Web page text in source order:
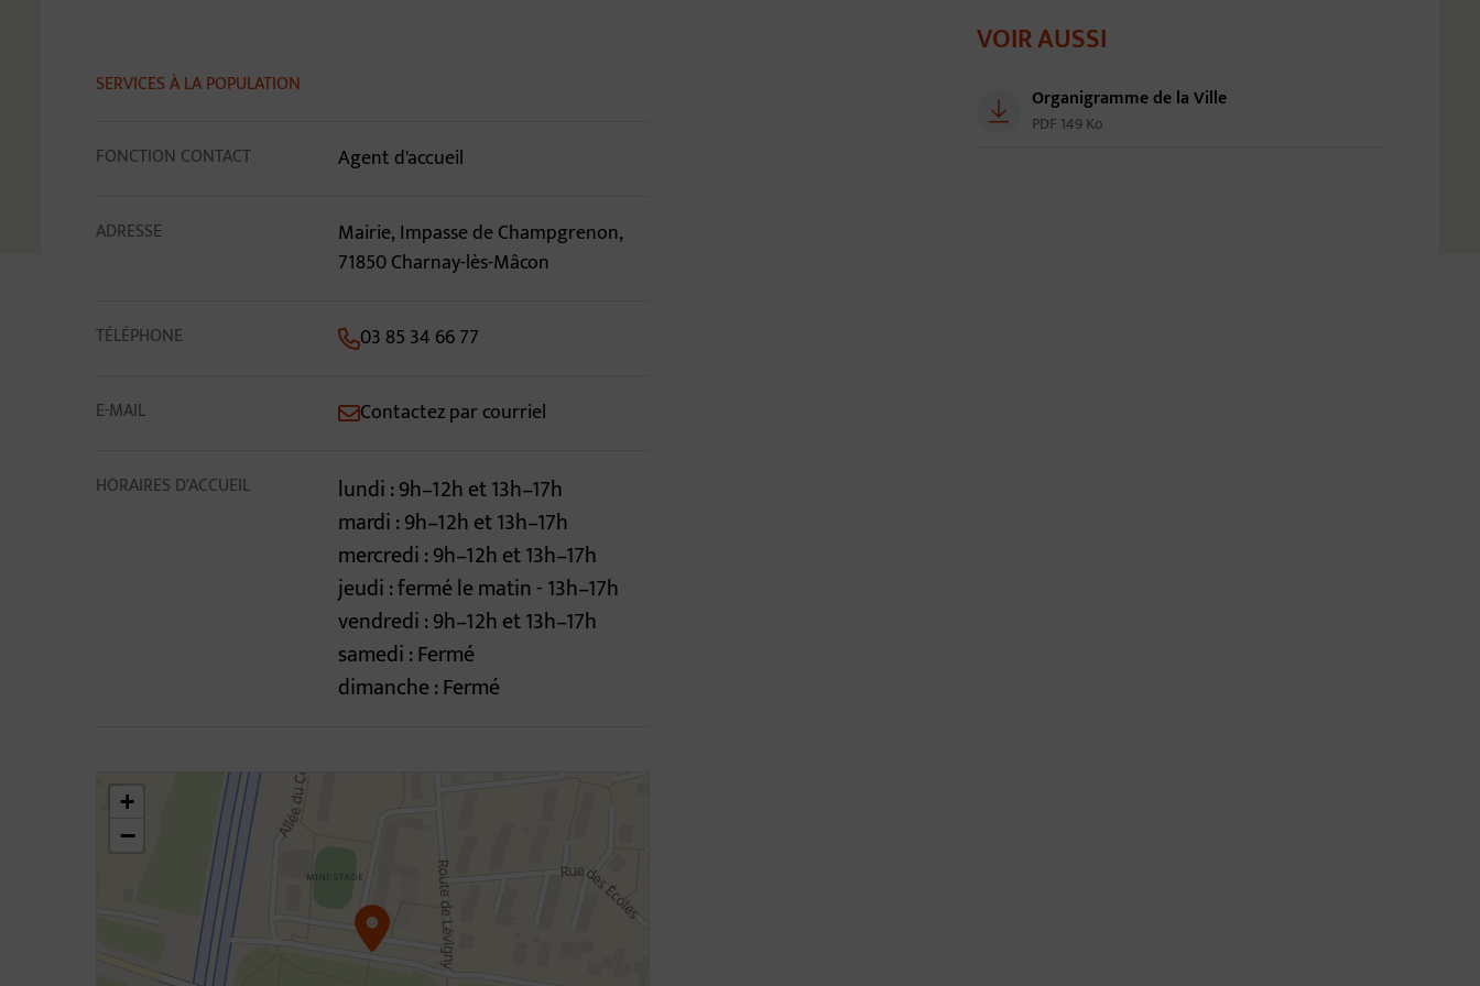
Contenu de la fiche d'annuaire
SERVICES À LA POPULATION
FONCTION CONTACT Agent d'accueil
ADRESSE
Mairie, Impasse de Champgrenon,
71850 Charnay-lès-Mâcon
TÉLÉPHONE 03 85 34 66 77
E-MAIL Contactez par courriel
HORAIRES D'ACCUEIL
lundi : 9h–12h et 13h–17h
mardi : 9h–12h et 13h–17h
mercredi : 9h–12h et 13h–17h
jeudi : fermé le matin - 13h–17h
vendredi : 9h–12h et 13h–17h
samedi : Fermé
dimanche : Fermé
46.31031483109773,4.796480837703209
+
−
VOIR AUSSI
Organigramme de la Ville
PDF 149 Ko